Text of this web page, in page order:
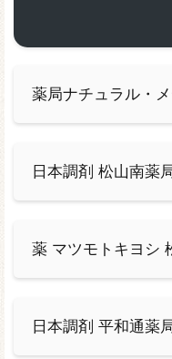
薬局ナチュラル・
日本調剤 松山南薬
薬 マツモトキヨシ
日本調剤 平和通薬